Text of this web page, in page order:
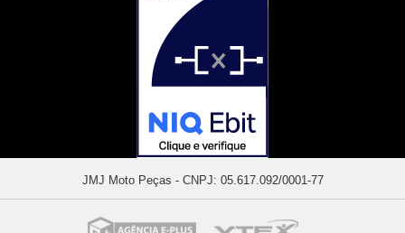
JMJ Moto Peças - CNPJ: 05.617.092/0001-77